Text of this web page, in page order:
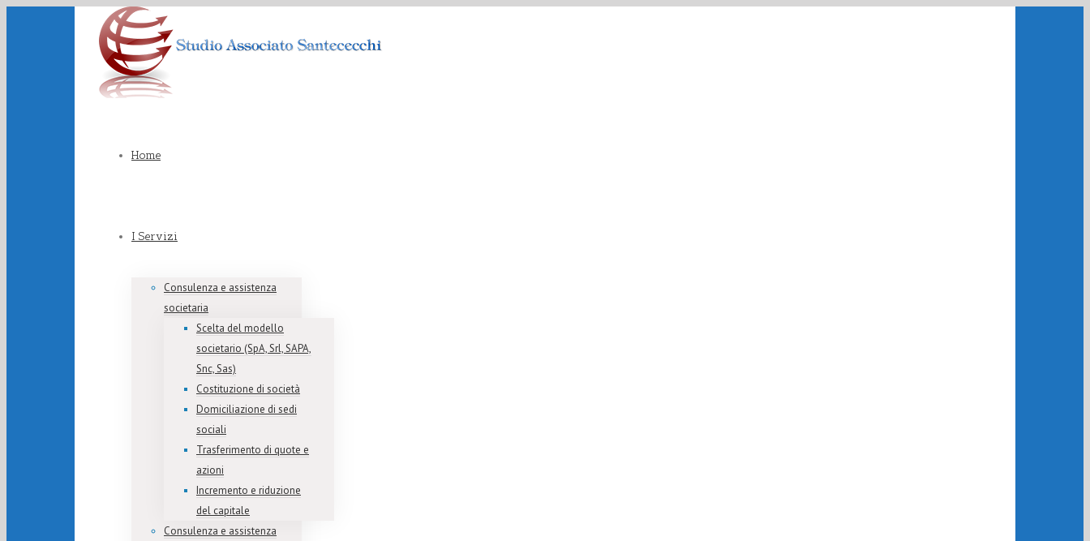
Home
I Servizi
Consulenza e assistenza
societaria
Scelta del modello
societario (SpA, Srl, SAPA,
Snc, Sas)
Costituzione di società
Domiciliazione di sedi
sociali
Trasferimento di quote e
azioni
Incremento e riduzione
del capitale
Consulenza e assistenza